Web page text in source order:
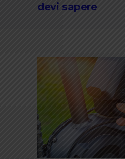
devi sapere